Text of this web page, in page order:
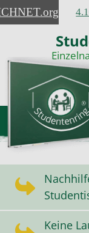
.org
Keine